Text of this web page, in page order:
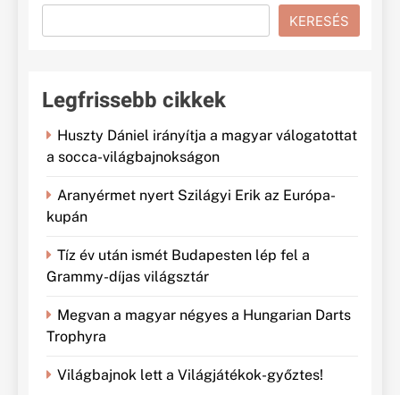
KERESÉS
Legfrissebb cikkek
Huszty Dániel irányítja a magyar válogatottat
a socca-világbajnokságon
Aranyérmet nyert Szilágyi Erik az Európa-
kupán
Tíz év után ismét Budapesten lép fel a
Grammy-díjas világsztár
Megvan a magyar négyes a Hungarian Darts
Trophyra
Világbajnok lett a Világjátékok-győztes!